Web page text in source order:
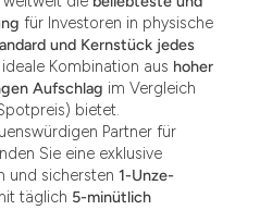
für Investoren in physische
und Kernstück jedes
Kombination aus hoher
Aufschlag im Vergleich
bietet.
Partner für
Sie eine exklusive
und sichersten 1-Unze-
täglich 5-minütlich